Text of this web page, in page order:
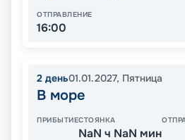
ОТПРАВЛЕНИЕ
16:00
2 день01.01.2027, Пятница
В море
ПРИБЫТИЕСТОЯНКА
NaN ч NaN мин